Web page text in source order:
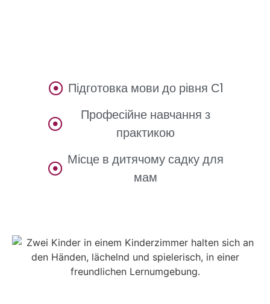
Підготовка мови до рівня С1
Професійне навчання з
практикою
Місце в дитячому садку для
мам